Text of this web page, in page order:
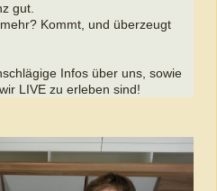
gut.
Kommt, und überzeugt
Infos über uns, sowie
LIVE zu erleben sind!